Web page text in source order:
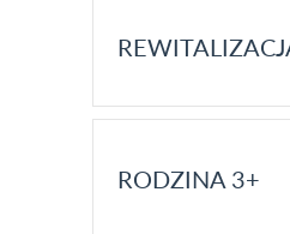
RODZINA 3+